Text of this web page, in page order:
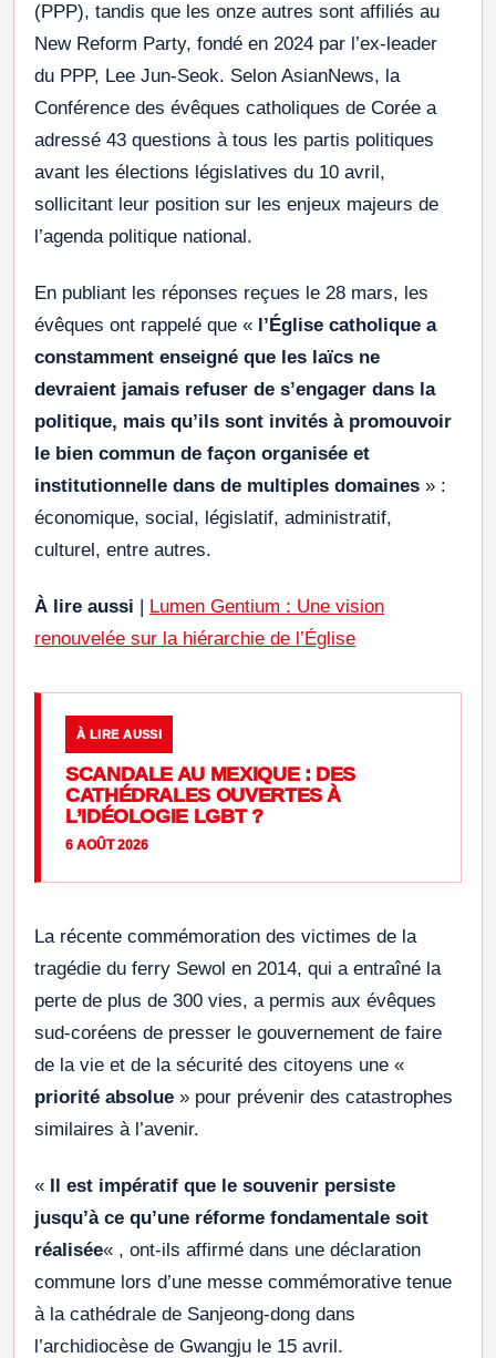
(PPP), tandis que les onze autres sont affiliés au
New Reform Party, fondé en 2024 par l’ex-leader
du PPP, Lee Jun-Seok. Selon AsianNews, la
Conférence des évêques catholiques de Corée a
adressé 43 questions à tous les partis politiques
avant les élections législatives du 10 avril,
sollicitant leur position sur les enjeux majeurs de
l’agenda politique national.
En publiant les réponses reçues le 28 mars, les
évêques ont rappelé que « l’Église catholique a
constamment enseigné que les laïcs ne
devraient jamais refuser de s’engager dans la
politique, mais qu’ils sont invités à promouvoir
le bien commun de façon organisée et
institutionnelle dans de multiples domaines » :
économique, social, législatif, administratif,
culturel, entre autres.
À lire aussi
Lumen Gentium : Une vision
renouvelée sur la hiérarchie de l’Église
À LIRE AUSSI
SCANDALE AU MEXIQUE : DES
CATHÉDRALES OUVERTES À
L’IDÉOLOGIE LGBT ?
6 AOÛT 2026
La récente commémoration des victimes de la
tragédie du ferry Sewol en 2014, qui a entraîné la
perte de plus de 300 vies, a permis aux évêques
sud-coréens de presser le gouvernement de faire
de la vie et de la sécurité des citoyens une «
priorité absolue » pour prévenir des catastrophes
similaires à l’avenir.
«
Il est impératif que le souvenir persiste
jusqu’à ce qu’une réforme fondamentale soit
réalisée« , ont-ils affirmé dans une déclaration
commune lors d’une messe commémorative tenue
à la cathédrale de Sanjeong-dong dans
l’archidiocèse de Gwangju le 15 avril.